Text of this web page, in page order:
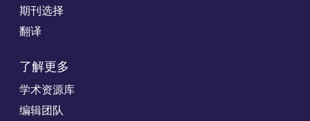
期刊选择
翻译
了解更多
学术资源库
编辑团队